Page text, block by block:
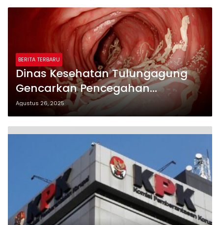
BERITA TERBARU
Dinas Kesehatan Tulungagung
Gencarkan Pencegahan
Kecacingan Setelah Kasus
Kematian di Sukabumi
Agustus 26, 2025